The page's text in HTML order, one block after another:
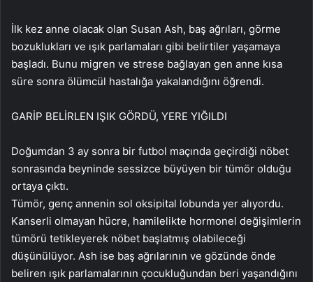
İlk kez anne olacak olan Susan Ash, baş ağrıları, görme
bozuklukları ve ışık parlamaları gibi belirtiler yaşamaya
başladı. Bunu migren ve strese bağlayan gen anne kısa
süre sonra ölümcül hastalığa yakalandığını öğrendi.
GARİP BELİRLEN IŞIK GÖRDÜ, YERE YIĞILDI
Doğumdan 3 ay sonra bir futbol maçında geçirdiği nöbet
sonrasında beyninde sessizce büyüyen bir tümör olduğu
ortaya çıktı.
Tümör, genç annenin sol oksipital lobunda yer alıyordu.
Kanserli olmayan hücre, hamilelikte hormonel değişimlerin
tümörü tetikleyerek nöbet başlatmış olabileceği
düşünülüyor. Ash ise baş ağrılarının ve gözünde önde
beliren ışık parlamalarının çocukluğundan beri yaşandığını